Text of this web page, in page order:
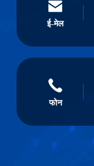
ई-मेल
फोन